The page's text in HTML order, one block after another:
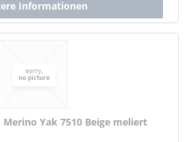
Merino Yak 7510 Beige meliert